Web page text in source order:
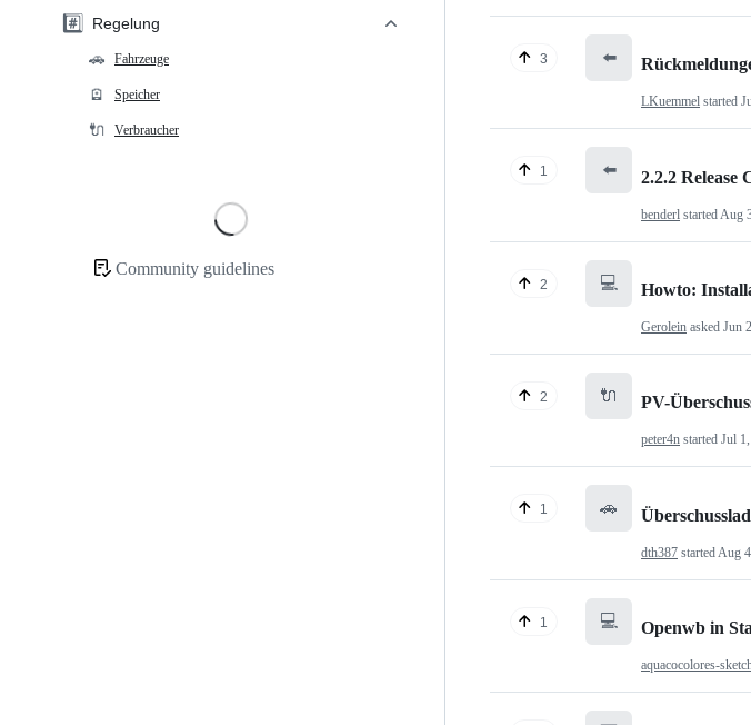
#️⃣
Regelung
🚗
Fahrzeuge
🪫 Speicher
🔌 Verbraucher
Community guidelines
3 ⬅️
LKuemmel started
1 ⬅️ 2.2.2 Release
benderl started Aug
2 💻 Howto:
Gerolein asked Jun
2 🔌 PV-
peter4n started Jul
1 🚗
dth387 started Aug
1 💻 Openwb in
aquacocolores-